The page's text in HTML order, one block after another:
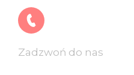
Zadzwoń do nas​